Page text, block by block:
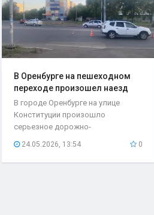
В Оренбурге на пешеходном
переходе произошел наезд
на..
В городе Оренбурге на улице
Конституции произошло
серьезное дорожно-
транспортное происшествие,
24.05.2026, 13:54 0